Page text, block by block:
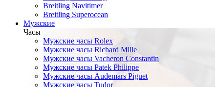
Breitling Navitimer
Breitling Superocean
Мужские
Часы
Мужские часы Rolex
Мужские часы Richard Mille
Мужские часы Vacheron Constantin
Мужские часы Patek Philippe
Мужские часы Audemars Piguet
Мужские часы Tudor